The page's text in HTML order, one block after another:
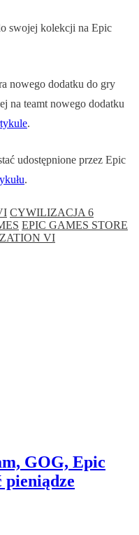
swojej kolekcji na Epic
nowego dodatku do gry
na teamt nowego dodatku
.
udostępnione przez Epic
.
CYWILIZACJA 6
EPIC GAMES STORE
VI
GOG, Epic
pieniądze